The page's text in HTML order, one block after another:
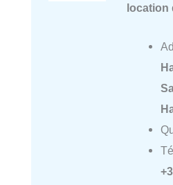
location